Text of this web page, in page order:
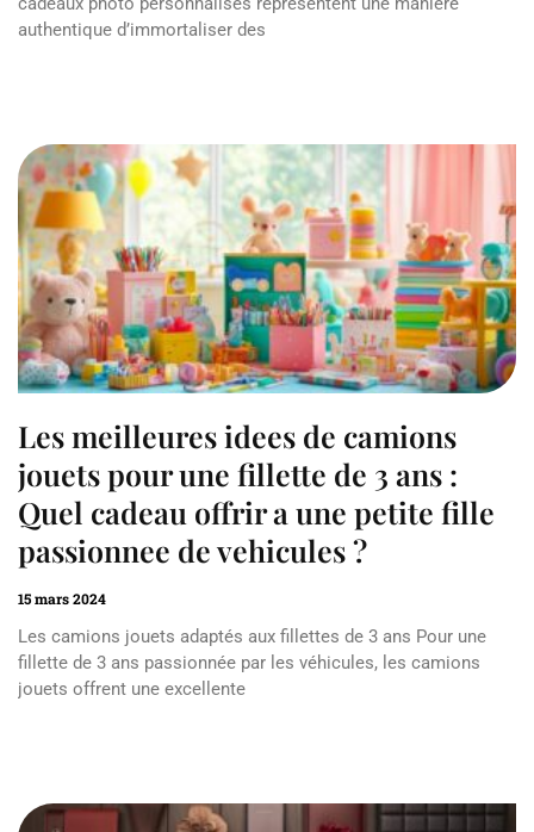
authentique d’immortaliser des
Les meilleures idees de camions
jouets pour une fillette de 3 ans :
Quel cadeau offrir a une petite fille
passionnee de vehicules ?
15 mars 2024
Les camions jouets adaptés aux fillettes de 3 ans Pour une
fillette de 3 ans passionnée par les véhicules, les camions
jouets offrent une excellente